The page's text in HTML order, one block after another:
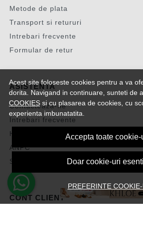
Acest site foloseste cookies pentru a va
dorita. Navigand in continuare, sunteti de
COOKIES si cu plasarea de cookies, cu
experienta imbunatatita.
Accepta toate cookie-
Doar cookie-uri
PREFERINTE
Metode de plata
Transport si retururi
Intrebari frecvente
Formular de retur
ASISTENTA
Contacteaza-ne
Intrebari frecvente
Harta site
ANPC
Solutionarea litigiilor
CONT CLIENT